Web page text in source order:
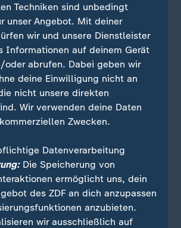
steht in der Champions League ein
dem Spielplan: Am Abend (ab 21
) empfangen die Münchner im
den italienischen
Nicht ganz einfach, zumal
auf gleich vier
muss. Eine Hauptrolle
Thomas Müller zufallen.
ist offen, ob er als Alternative zu
Beginn an ran darf oder nur als
Müller jedenfalls verspricht: Er
Macht's Müller?
Techniken sind unbedingt
unser Angebot. Mit deiner
wir und unsere Dienstleister
Informationen auf deinem Gerät
oder abrufen. Dabei geben wir
deine Einwilligung nicht an
nicht unsere direkten
Wir verwenden deine Daten
Zwecken.
Datenverarbeitung
Die Speicherung von
ermöglicht uns, dein
des ZDF an dich anzupassen
anzubieten.
wir ausschließlich auf